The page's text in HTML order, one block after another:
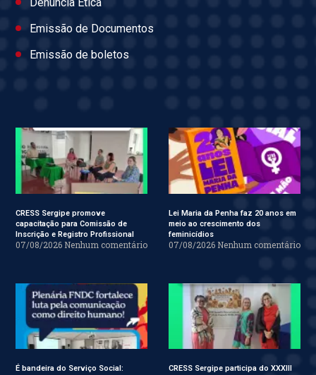
Emissão de Documentos
Emissão de boletos
CRESS Sergipe promove
capacitação para Comissão de
Inscrição e Registro Profissional
07/08/2026 Nenhum comentário
Lei Maria da Penha faz 20 anos em
meio ao crescimento dos
feminicídios
07/08/2026 Nenhum comentário
É bandeira do Serviço Social:
CRESS Sergipe participa do XXXIII